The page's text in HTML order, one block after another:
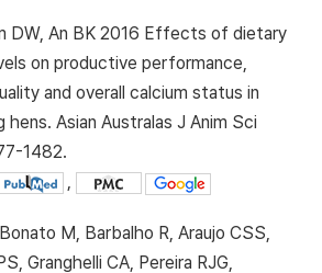
DW, An BK 2016 Effects of dietary
on productive performance,
and overall calcium status in
hens. Asian Australas J Anim Sci
1482.
,
M, Barbalho R, Araujo CSS,
Granghelli CA, Pereira RJG,